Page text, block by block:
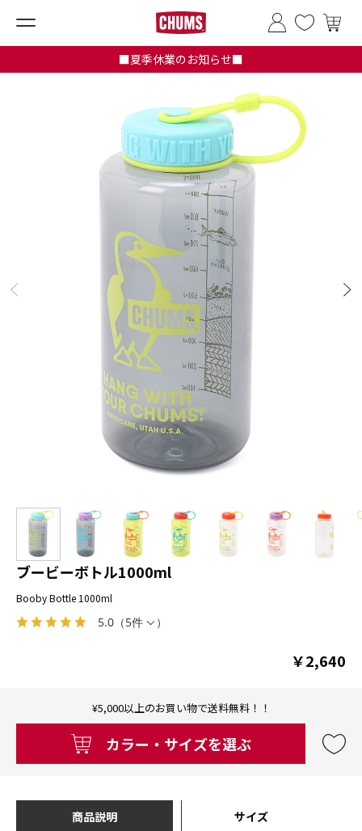
■夏季休業のお知らせ■
5.0 （5件 ）
ブービーボトル1000ml
Booby Bottle 1000ml
￥2,640
¥5,000以上のお買い物で送料無料！！
カラー・サイズを選ぶ
商品説明 サイズ